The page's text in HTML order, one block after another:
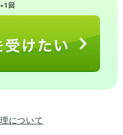
回
について